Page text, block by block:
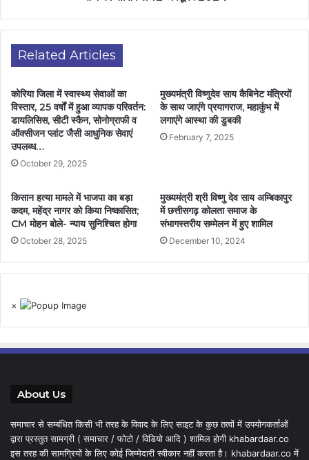
Related Articles
कोरिया जिला में स्वास्थ्य सेवाओं का
विस्तार, 25 वर्षों में हुआ व्यापक परिवर्तन:
डायलिसिस, सीटी स्कैन, सोनोग्राफी व
ऑक्सीजन प्लांट जैसी आधुनिक सेवाएं
उपलब्ध…
October 29, 2025
मुख्यमंत्री विष्णुदेव साय कैबिनेट मंत्रियों
के साथ जाएंगे प्रयागराज, महाकुंभ में
लगाएंगे आस्था की डुबकी
February 7, 2025
किसान हत्या मामले में भाजपा का बड़ा
कदम, महेंद्र नागर को किया निष्कासित;
CM मोहन बोले- न्याय सुनिश्चित होगा
October 28, 2025
मुख्यमंत्री श्री विष्णु देव साय अम्बिकापुर
में छत्तीसगढ़ कोलता समाज के
संभागस्तरीय सम्मेलन में हुए शामिल
December 10, 2024
×
About Us
समाचार से सम्बंधित किसी भी तरह के विवाद के लिए साइट के कुछ तत्वों में उपयोगकर्ताओं
द्वारा प्रस्तुत सामग्री ( समाचार / फोटो / विडियो आदि ) शामिल होगी khabardaar.co
इस तरह की सामग्रियों के लिए कोई जिम्मेदारी स्वीकार नहीं करता है। khabardaar.co में